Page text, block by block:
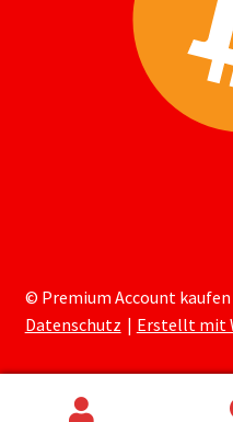
© Premium Account
Datenschutz
Erstellt mit